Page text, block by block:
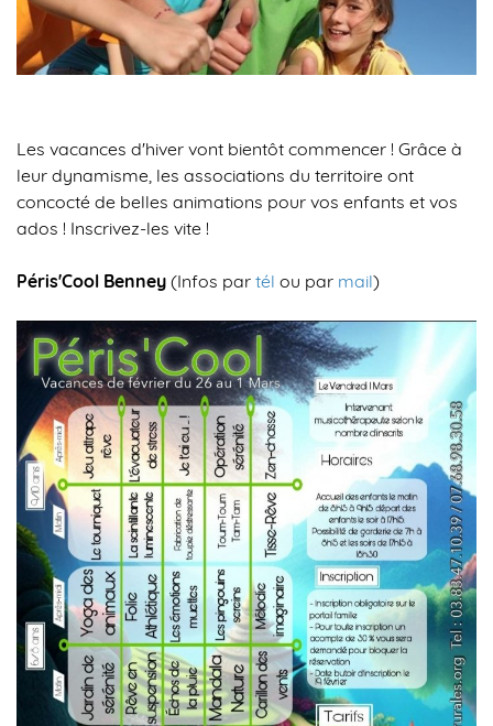
Les vacances d'hiver vont bientôt commencer ! Grâce à
leur dynamisme, les associations du territoire ont
concocté de belles animations pour vos enfants et vos
ados ! Inscrivez-les vite !
Péris'Cool Benney (Infos par tél ou par mail)